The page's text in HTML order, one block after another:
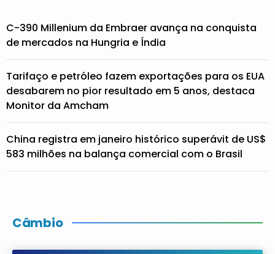
C-390 Millenium da Embraer avança na conquista
de mercados na Hungria e Índia
Tarifaço e petróleo fazem exportações para os EUA
desabarem no pior resultado em 5 anos, destaca
Monitor da Amcham
China registra em janeiro histórico superávit de US$
583 milhões na balança comercial com o Brasil
Câmbio